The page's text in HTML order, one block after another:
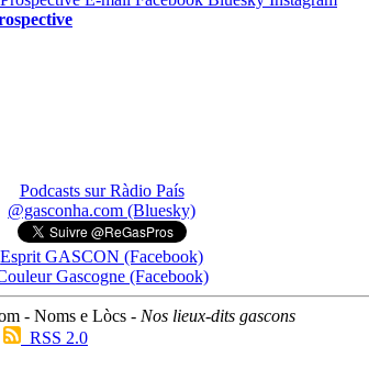
Podcasts sur Ràdio País
@gasconha.com (Bluesky)
Esprit GASCON (Facebook)
Gascogne (Facebook)
- Noms e Lòcs - Nos lieux-dits gascons
RSS 2.0